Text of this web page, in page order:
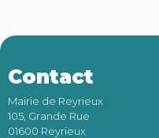
Contact
Mairie de Reyrieux
105, Grande Rue
01600 Reyrieux